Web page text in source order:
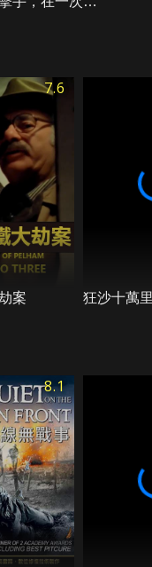
的美軍內部鬆
子私會。中隊
堪上司虐待，
。
7.6
案 狂沙十萬
8.1